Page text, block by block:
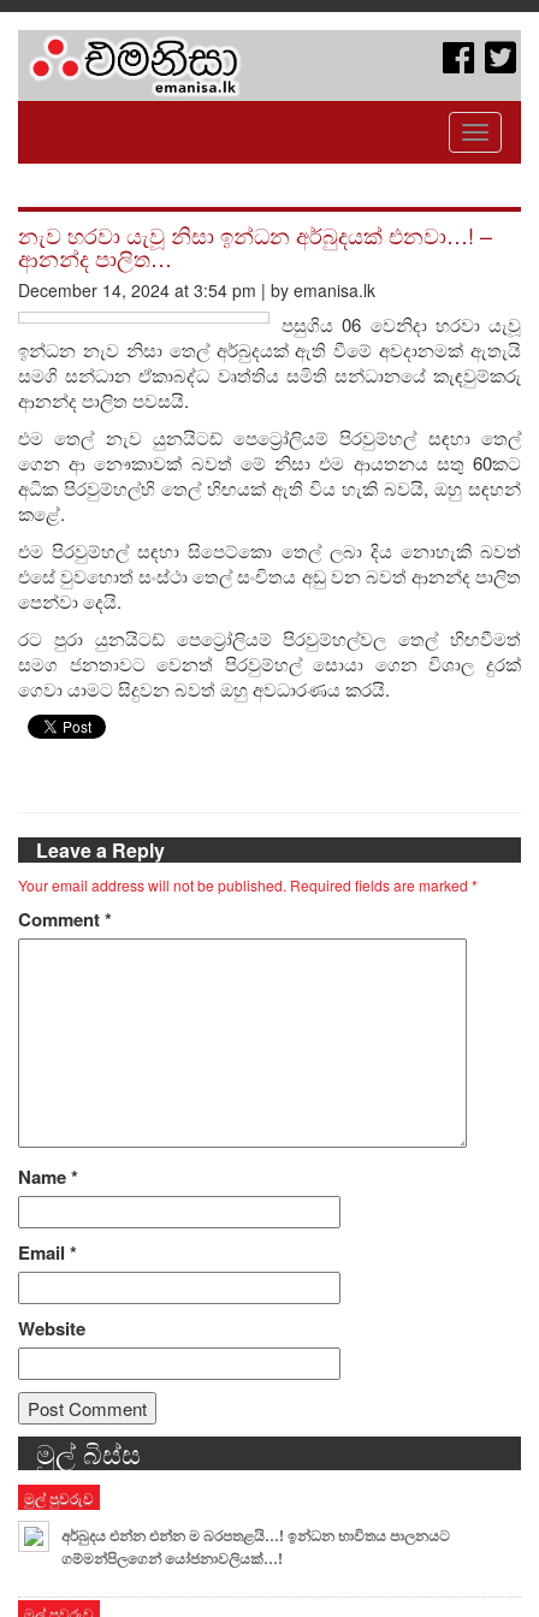
Toggle
නැව හරවා යැවූ නිසා ඉන්ධන අර්බුදයක් එනවා…! –
ආනන්ද පාලිත…
December 14, 2024 at 3:54 pm | by emanisa.lk
පසුගිය 06 වෙනිදා හරවා යැවූ
ඉන්ධන නැව නිසා තෙල් අර්බුදයක් ඇති වීමේ අවදානමක් ඇතැයි
සමගි සන්ධාන ඒකාබද්ධ වෘත්තිය සමිති සන්ධානයේ කැඳවුම්කරු
ආනන්ද පාලිත පවසයි.
එම තෙල් නැව යුනයිටඩ් පෙට්‍රෝලියම් පිරවුම්හල් සඳහා තෙල්
ගෙන ආ නෞකාවක් බවත් මේ නිසා එම ආයතනය සතු 60කට
අධික පිරවුම්හල්හි තෙල් හිඟයක් ඇති විය හැකි බවයි, ඔහු සඳහන්
කළේ.
එම පිරවුම්හල් සඳහා සිපෙට්කො තෙල් ලබා දිය නොහැකි බවත්
එසේ වුවහොත් සංස්ථා තෙල් සංචිතය අඩු වන බවත් ආනන්ද පාලිත
පෙන්වා දෙයි.
රට පුරා යුනයිටඩ් පෙට්‍රෝලියම් පිරවුම්හල්වල තෙල් හිඟවීමත්
සමග ජනතාවට වෙනත් පිරවුම්හල් සොයා ගෙන විශාල දුරක්
ගෙවා යාමට සිදුවන බවත් ඔහු අවධාරණය කරයි.
Leave a Reply
Your email address will not be published. Required fields are marked *
Comment*
Name*
Email *
Website
Alternative:
මුල් බිස්ස
මුල් පුවරුව
අර්බුදය එන්න එන්න ම බරපතළයි…! ඉන්ධන භාවිතය පාලනයට
ගම්මන්පිලගෙන් යෝජනාවලියක්…!
මුල් පුවරුව